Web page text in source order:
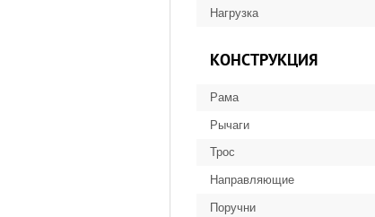
Нагрузка
КОНСТРУКЦИЯ
Рама
Рычаги
Трос
Направляющие
Поручни